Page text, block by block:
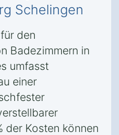
Schelingen
den
Badezimmern in
umfasst
einer
der Kosten können